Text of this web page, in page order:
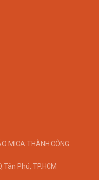
MICA THÀNH CÔNG
Phú, TP.HCM